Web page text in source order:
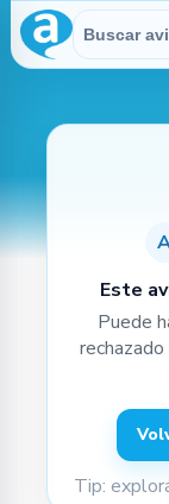
Buscar en
Este
Puede
Tip: